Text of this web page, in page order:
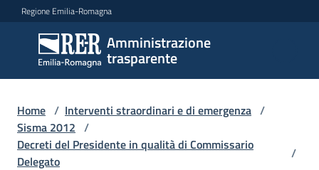
Vai al contenuto
Vai alla navigazione
Vai al footer
Regione Emilia-Romagna
Amministrazione
trasparente
Amministrazione
trasparente
Sottosezioni
Home / Interventi straordinari e di emergenza /
Sisma 2012 /
Decreti del Presidente in qualità di Commissario
Delegato
/